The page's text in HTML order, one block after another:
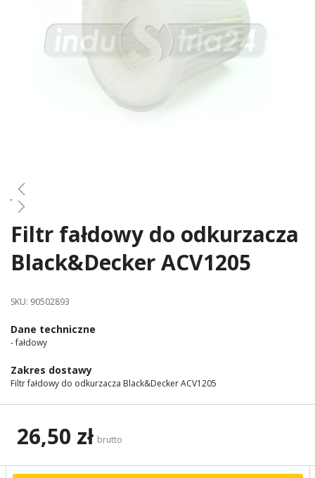
Skip
to
the
of
images
gallery
Filtr fałdowy do odkurzacza
Black&Decker ACV1205
SKU: 90502893
Dane techniczne
- fałdowy
Zakres dostawy
Filtr fałdowy do odkurzacza Black&Decker ACV1205
26,50 zł brutto